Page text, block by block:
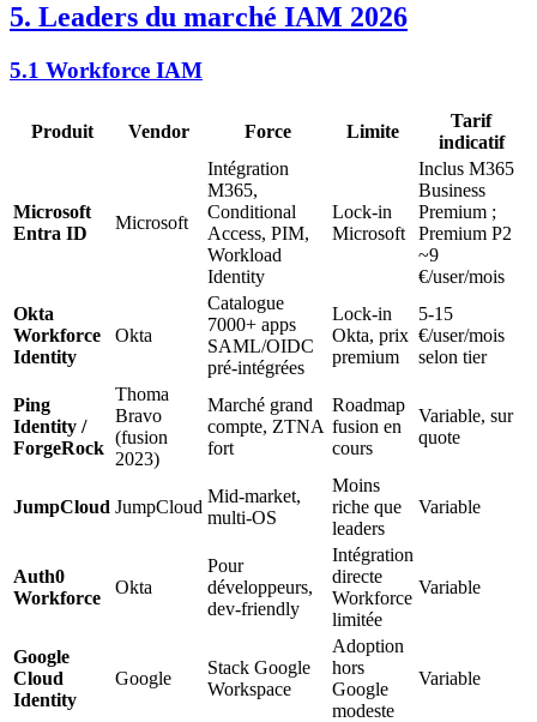
5. Leaders du marché IAM 2026
5.1 Workforce IAM
Produit Vendor Force Limite
Tarif
indicatif
Microsoft
Entra ID
Microsoft
Intégration
M365,
Conditional
Access, PIM,
Workload
Identity
Lock-in
Microsoft
Inclus M365
Business
Premium ;
Premium P2
~9
€/user/mois
Okta
Workforce
Identity
Okta
Catalogue
7000+ apps
SAML/OIDC
pré-intégrées
Lock-in
Okta, prix
premium
5-15
€/user/mois
selon tier
Ping
Identity /
ForgeRock
Thoma
Bravo
(fusion
2023)
Marché grand
compte, ZTNA
fort
Roadmap
fusion en
cours
Variable, sur
quote
JumpCloud JumpCloud
Mid-market,
multi-OS
Moins
riche que
leaders
Variable
Auth0
Workforce
Okta
Pour
développeurs,
dev-friendly
Intégration
directe
Workforce
limitée
Variable
Google
Cloud
Identity
Google
Stack Google
Workspace
Adoption
hors
Google
modeste
Variable